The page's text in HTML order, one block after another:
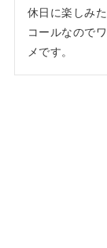
休日に楽しみ
コールなので
メです。